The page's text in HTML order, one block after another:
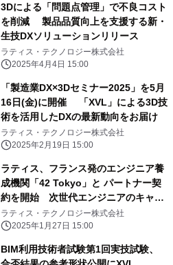
3Dによる「問題点管理」で不良コスト
を削減 製品品質向上を支援する新・
生技DXソリューションリリース
ラティス・テクノロジー株式会社
2025年4月4日 15:00
「製造業DX×3Dセミナー2025」を5月
16日(金)に開催 「XVL」による3D技
術を活用したDXの最新動向をお届け
ラティス・テクノロジー株式会社
2025年2月19日 15:00
ラティス、フランス発のエンジニア養
成機関「42 Tokyo」と パートナー契
約を開始 次世代エンジニアのキャリ
ア教育を支援
ラティス・テクノロジー株式会社
2025年1月27日 15:00
BIM利用技術者試験第1回実技試験、